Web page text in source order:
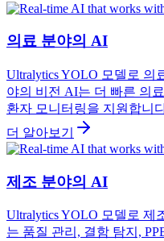
의료 분야의 AI
Ultralytics YOLO 모델로 의
야의 비전 AI는 더 빠른 의
환자 모니터링을 지원합니
더 알아보기
제조 분야의 AI
Ultralytics YOLO 모델로 제
는 품질 관리, 결함 탐지,